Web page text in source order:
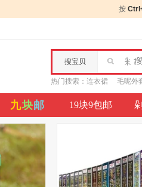
按
搜宝贝
热门搜索： 连衣裙 毛呢外
九块邮 19块9包邮